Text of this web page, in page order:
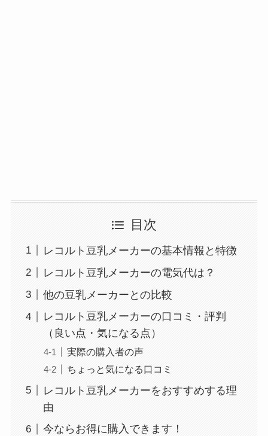
目次
レコルト豆乳メーカーの基本情報と特徴
レコルト豆乳メーカーの電気代は？
他の豆乳メーカーとの比較
レコルト豆乳メーカーの口コミ・評判
（良い点・気になる点）
実際の購入者の声
ちょっと気になる口コミ
レコルト豆乳メーカーをおすすめする理
由
今ならお得に購入できます！